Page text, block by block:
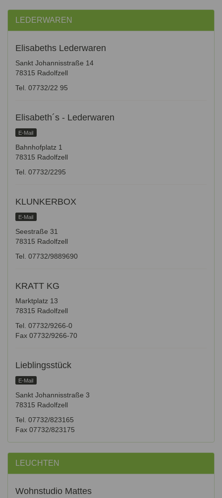
LEDERWAREN
Elisabeths Lederwaren
Sankt Johannisstraße 14
78315 Radolfzell
Tel. 07732/22 95
Elisabeth´s - Lederwaren
E-Mail
Bahnhofplatz 1
78315 Radolfzell
Tel. 07732/2295
KLUNKERBOX
E-Mail
Seestraße 31
78315 Radolfzell
Tel. 07732/9889690
KRATT KG
Marktplatz 13
78315 Radolfzell
Tel. 07732/9266-0
Fax 07732/9266-70
Lieblingsstück
E-Mail
Sankt Johannisstraße 3
78315 Radolfzell
Tel. 07732/823165
Fax 07732/823175
LEUCHTEN
Wohnstudio Mattes